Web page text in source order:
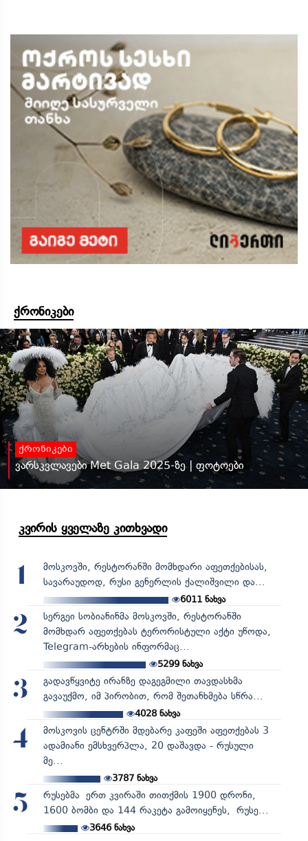
ქრონიკები
ქრონიკები
ვარსკვლავები Met Gala 2025-ზე | ფოტოები
კვირის ყველაზე კითხვადი
1
მოსკოვში, რესტორანში მომხდარი აფეთქებისას,
სავარაუდოდ, რუსი გენერლის ქალიშვილი და...
6011 ნახვა
2
სერგეი სობიანინმა მოსკოვში, რესტორანში
მომხდარ აფეთქებას ტერორისტული აქტი უწოდა,
Telegram-არხების ინფორმაც...
5299ნახვა
3
გადავწყვიტე ირანზე დაგეგმილი თავდასხმა
გავაუქმო, იმ პირობით, რომ შეთანხმება სწრა...
4028ნახვა
4
მოსკოვის ცენტრში მდებარე კაფეში აფეთქებას 3
ადამიანი ემსხვერპლა, 20 დაშავდა - რუსული
მე...
3787ნახვა
5
რუსებმა ერთ კვირაში თითქმის 1900 დრონი,
1600 ბომბი და 144 რაკეტა გამოიყენეს, რუსე...
3646ნახვა